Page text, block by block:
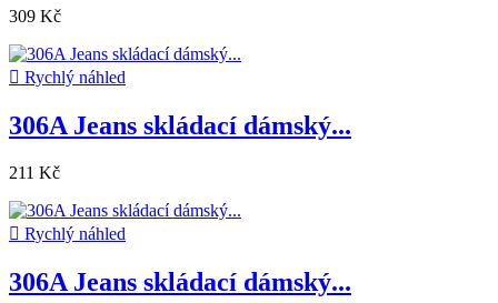
309 Kč
 Rychlý náhled
306A Jeans skládací dámský...
211 Kč
 Rychlý náhled
306A Jeans skládací dámský...